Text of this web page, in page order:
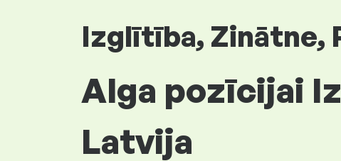
Izglītība, Zinātne,
Alga pozīcijai
Latvija